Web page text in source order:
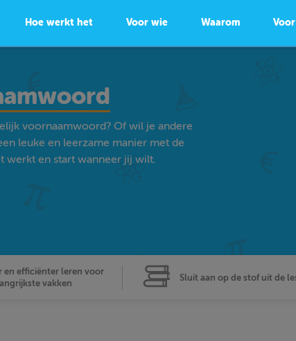
Hoe werkt het Voor wie Waarom
voornaamwoord? Of wil je andere
leuke en leerzame manier met de
werkt en start wanneer jij wilt.
en efficiënter leren voor
vakken
Sluit aan op de stof uit de